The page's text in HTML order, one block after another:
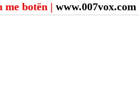
me botën | www.007vox.com